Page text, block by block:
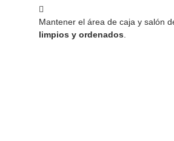
Mantener el área de caja y salón
limpios y ordenados